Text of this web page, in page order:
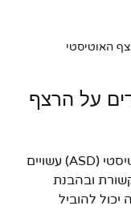
האוטיסטי
על הרצף
ילדים על הרצף האוטיסטי (ASD) עשויים
ובהבנת
להוביל